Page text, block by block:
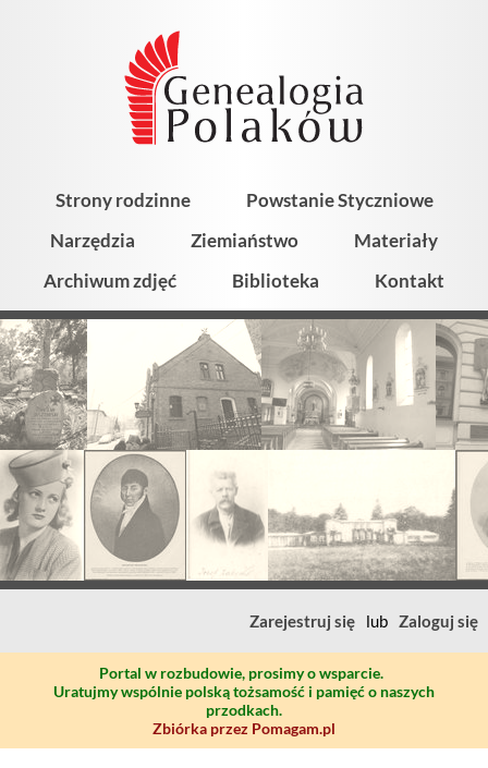
Strony rodzinne
Powstanie Styczniowe
Narzędzia
Ziemiaństwo
Materiały
Archiwum zdjęć
Biblioteka Kontakt
Zarejestruj się lub Zaloguj się
Portal w rozbudowie, prosimy o wsparcie.
Uratujmy wspólnie polską tożsamość i pamięć o naszych
przodkach.
Zbiórka przez Pomagam.pl